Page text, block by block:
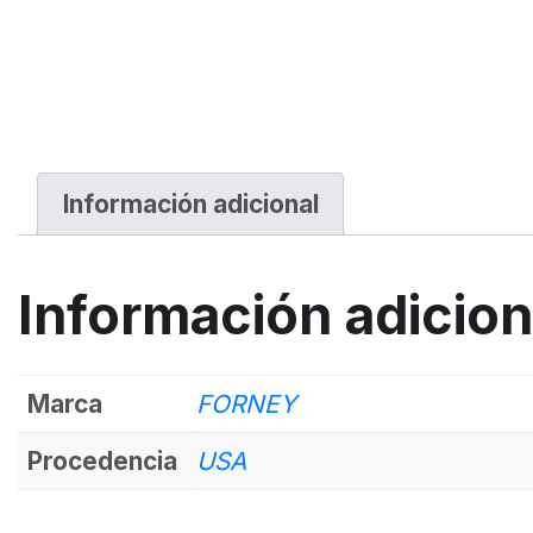
Información adicional
Información
Marca
FORNEY
Procedencia
USA